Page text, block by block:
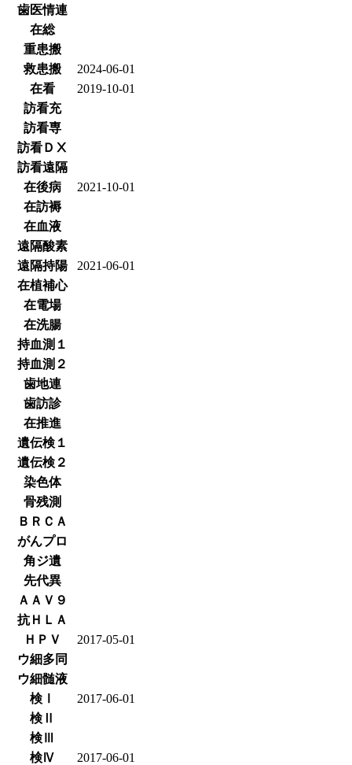
歯医情連
在総
重患搬
救患搬
2024-06-01
在看
2019-10-01
訪看充
訪看専
訪看ＤⅩ
訪看遠隔
在後病
2021-10-01
在訪褥
在血液
遠隔酸素
遠隔持陽
2021-06-01
在植補心
在電場
在洗腸
持血測１
持血測２
歯地連
歯訪診
在推進
遺伝検１
遺伝検２
染色体
骨残測
ＢＲＣＡ
がんプロ
角ジ遺
先代異
ＡＡＶ９
抗ＨＬＡ
ＨＰＶ
2017-05-01
ウ細多同
ウ細髄液
検Ⅰ
2017-06-01
検Ⅱ
検Ⅲ
検Ⅳ
2017-06-01